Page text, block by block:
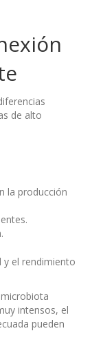
de alto
la producción
y el rendimiento
intensos, el
pueden